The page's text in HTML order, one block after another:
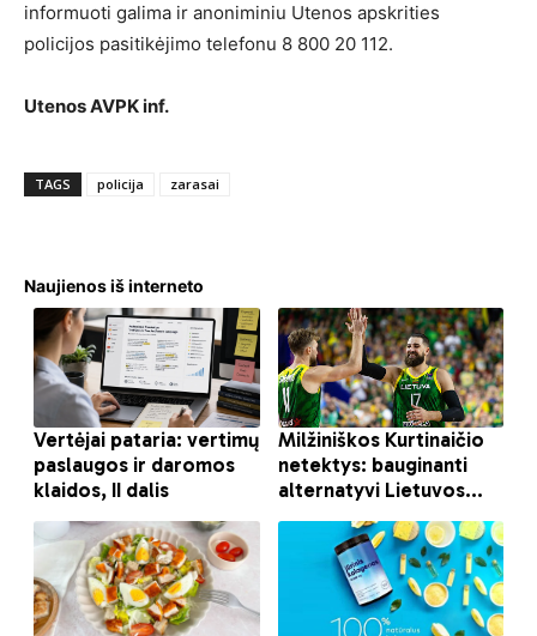
informuoti galima ir anoniminiu Utenos apskrities
policijos pasitikėjimo telefonu 8 800 20 112.
Utenos AVPK inf.
TAGS policija zarasai
Naujienos iš interneto